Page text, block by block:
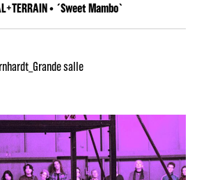
• ´Sweet Mambo`
salle